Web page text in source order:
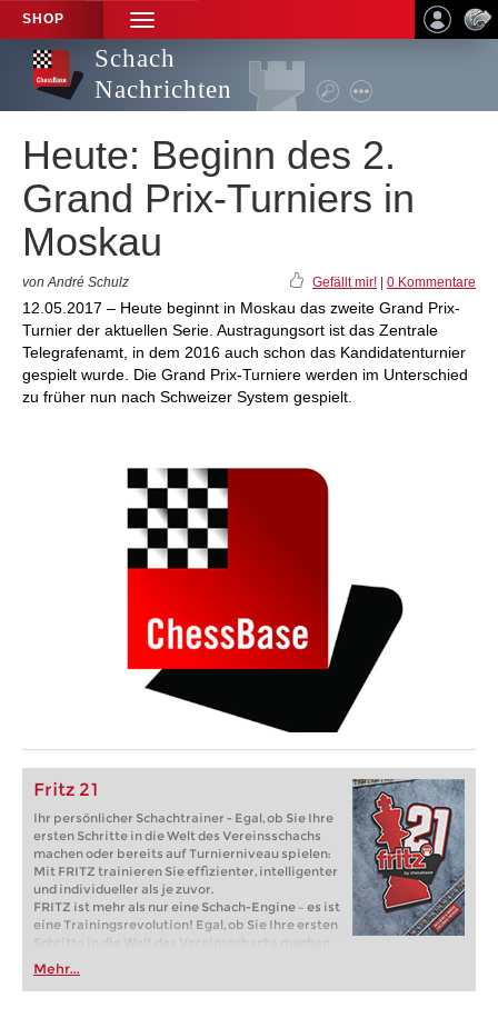
SHOP
TOGGLE
NAVIGATION
Schach
Nachrichten
Heute: Beginn des 2.
Grand Prix-Turniers in
Moskau
von André Schulz Gefällt mir! 0 Kommentare
12.05.2017 – Heute beginnt in Moskau das zweite Grand Prix-
Turnier der aktuellen Serie. Austragungsort ist das Zentrale
Telegrafenamt, in dem 2016 auch schon das Kandidatenturnier
gespielt wurde. Die Grand Prix-Turniere werden im Unterschied
zu früher nun nach Schweizer System gespielt.
Fritz 21
Ihr persönlicher Schachtrainer - Egal, ob Sie Ihre
ersten Schritte in die Welt des Vereinsschachs
machen oder bereits auf Turnierniveau spielen:
Mit FRITZ trainieren Sie effizienter, intelligenter
und individueller als je zuvor.
FRITZ ist mehr als nur eine Schach-Engine – es ist
eine Trainingsrevolution! Egal, ob Sie Ihre ersten
Schritte in die Welt des Vereinsschachs machen
oder bereits auf Turnierniveau spielen: Mit
FRITZ trainieren Sie effizienter, intelligenter und
individueller als je zuvor.
Mehr...